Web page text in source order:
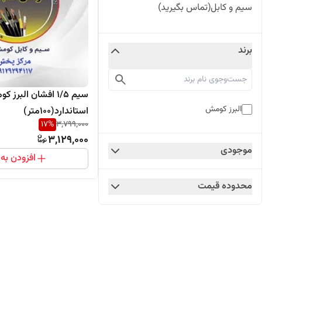
سیم و کابل(تماس بگیرید)
برند
البرز کومش
موجودی
محدوده قیمت
سیم 1/5 افشان
استاندارد(۱٠٠متر)
3,799,000
17%
3,129,000
افزودن